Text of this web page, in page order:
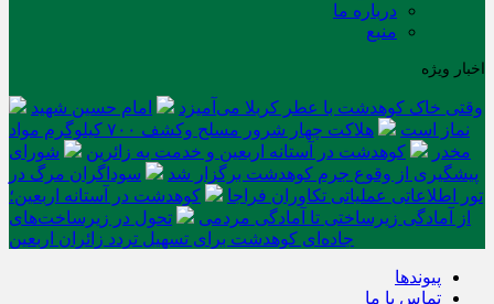
درباره ما
منبع
اخبار ویژه
وقتی خاک کوهدشت با عطر کربلا می‌آمیزد
امام حسین شهید
نماز است
هلاکت چهار شرور مسلح وکشف ۷۰۰ کیلوگرم مواد
مخدر
کوهدشت در آستانه اربعین و خدمت‌ به زائرین
شورای
پیشگیری از وقوع جرم کوهدشت برگزار شد
سوداگران مرگ در
تور اطلاعاتی عملیاتی تکاوران فراجا
کوهدشت در آستانه اربعین؛
از آمادگی زیرساختی تا آمادگی مردمی
تحول در زیرساخت‌های
جاده‌ای کوهدشت برای تسهیل تردد زائران اربعین
پیوندها
تماس با ما